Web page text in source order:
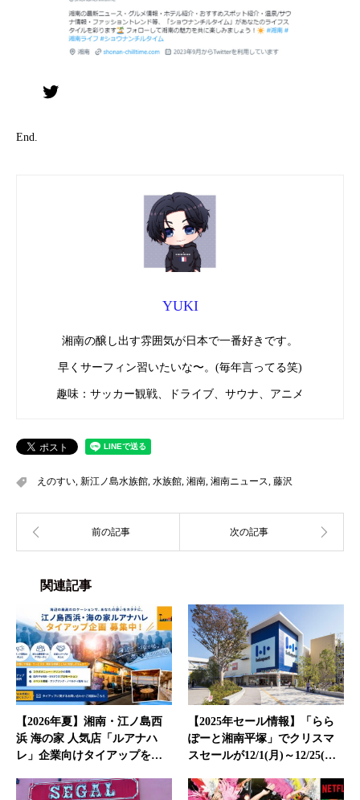
Twitter
End.
YUKI
湘南の醸し出す雰囲気が日本で一番好きです。
早くサーフィン習いたいな〜。(毎年言ってる笑)
趣味：サッカー観戦、ドライブ、サウナ、アニメ
えのすい, 新江ノ島水族館, 水族館, 湘南, 湘南ニュース, 藤沢
関連記事
【2026年夏】湘南・江ノ島西
浜 海の家 人気店「ルアナハ
レ」企業向けタイアップを…
【2025年セール情報】「らら
ぽーと湘南平塚」でクリスマ
スセールが12/1(月)～12/25(…